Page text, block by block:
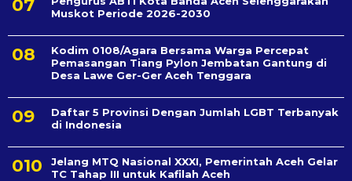
Muskot Periode 2026-2030
Kodim 0108/Agara Bersama Warga Percepat
Pemasangan Tiang Pylon Jembatan Gantung di
Desa Lawe Ger-Ger Aceh Tenggara
Daftar 5 Provinsi Dengan Jumlah LGBT Terbanyak
di Indonesia
Jelang MTQ Nasional XXXI, Pemerintah Aceh Gelar
TC Tahap III untuk Kafilah Aceh